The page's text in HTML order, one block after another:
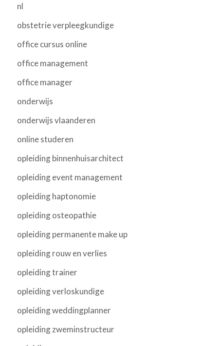
nl
obstetrie verpleegkundige
office cursus online
office management
office manager
onderwijs
onderwijs vlaanderen
online studeren
opleiding binnenhuisarchitect
opleiding event management
opleiding haptonomie
opleiding osteopathie
opleiding permanente make up
opleiding rouw en verlies
opleiding trainer
opleiding verloskundige
opleiding weddingplanner
opleiding zweminstructeur